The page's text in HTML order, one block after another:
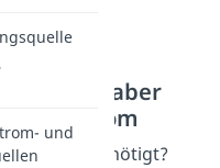
aber
du dafür benötigt?
und